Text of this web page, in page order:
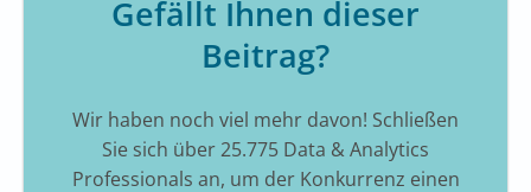
Gefällt Ihnen dieser
Beitrag?
Wir haben noch viel mehr davon! Schließen
Sie sich über 25.775 Data & Analytics
Professionals an, um der Konkurrenz einen